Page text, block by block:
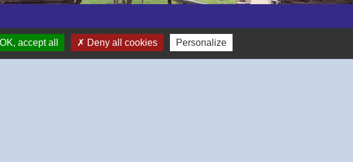
OK, accept all Deny all cookies Personalize